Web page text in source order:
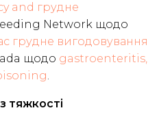
and грудне
Network щодо
грудне вигодовування
щодо gastroenteritis,
.
тяжкості